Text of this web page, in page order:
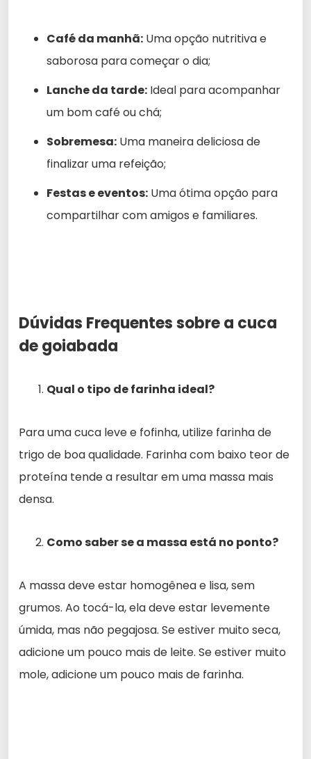
Café da manhã: Uma opção nutritiva e
saborosa para começar o dia;
Lanche da tarde: Ideal para acompanhar
um bom café ou chá;
Sobremesa: Uma maneira deliciosa de
finalizar uma refeição;
Festas e eventos: Uma ótima opção para
compartilhar com amigos e familiares.
Dúvidas Frequentes sobre a cuca
de goiabada
Qual o tipo de farinha ideal?
Para uma cuca leve e fofinha, utilize farinha de
trigo de boa qualidade. Farinha com baixo teor de
proteína tende a resultar em uma massa mais
densa.
Como saber se a massa está no ponto?
A massa deve estar homogênea e lisa, sem
grumos. Ao tocá-la, ela deve estar levemente
úmida, mas não pegajosa. Se estiver muito seca,
adicione um pouco mais de leite. Se estiver muito
mole, adicione um pouco mais de farinha.